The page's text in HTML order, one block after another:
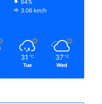
84%
3.06 km/h
31 ℃
Tue
37 ℃
Wed